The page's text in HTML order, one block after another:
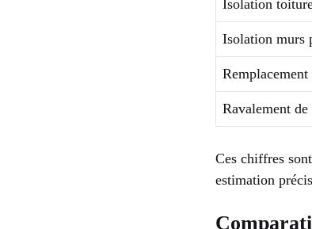
Isolation
Isolation murs
Ravalement de
Ces chiffres
estimation